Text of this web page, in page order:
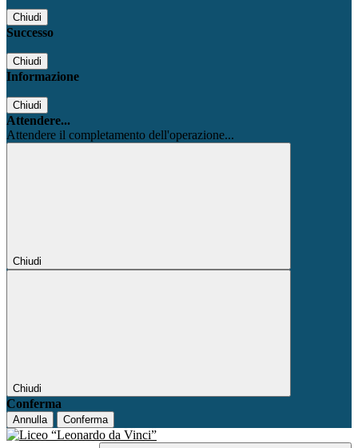
Chiudi
Successo
Chiudi
Informazione
Chiudi
Attendere...
Attendere il completamento dell'operazione...
Chiudi
Chiudi
Conferma
Annulla Conferma